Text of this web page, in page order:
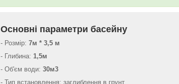
Основні параметри басейну
- Розмір: 7м * 3,5 м
- Глибина: 1,5м
- Об'єм води: 30м3
- Тип встановлення: заглиблення в грунт